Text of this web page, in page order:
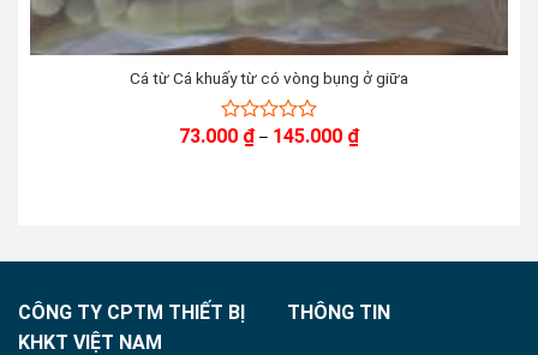
Cá từ Cá khuấy từ có vòng bụng ở giữa
0
73.000 ₫ – 145.000 ₫Khoảng
CÔNG TY CPTM THIẾT BỊ
KHKT VIỆT NAM
THÔNG TIN